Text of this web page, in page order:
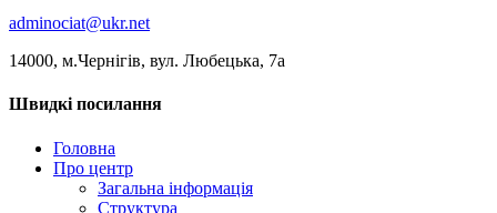
adminociat@ukr.net
14000, м.Чернігів, вул. Любецька, 7а
Швидкі посилання
Головна
Про центр
Загальна інформація
Структура